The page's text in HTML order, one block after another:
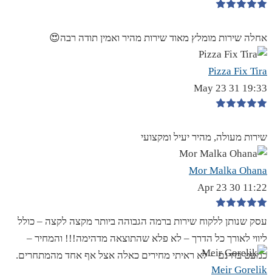
אחלה שירות מומלץ מאוד שירות מהיר ואמין תודה רבה😍
Pizza Fix Tira
19:33 31 May 23
שירות מעולה, מהיר יעיל ומקצועי
Mor Malka Ohana
11:22 30 Apr 23
עסק שנותן ללקוח שירות ברמה הגבוהה ביותר מקצה לקצה – כולל
ליווי לאורך כל הדרך – לא פלא שהתוצאה מדהימה!!! והמחיר –
כמעט בחינם – לא ראיתי מחירים כאלה אצל אף אחד מהמתחרים.
Meir Gorelik